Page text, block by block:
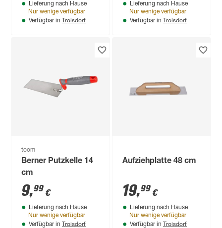
Lieferung nach Hause
Nur wenige verfügbar
Verfügbar in Troisdorf
Lieferung nach Hause
Nur wenige verfügbar
Verfügbar in Troisdorf
toom
Berner Putzkelle 14
cm
9,99 €
Lieferung nach Hause
Nur wenige verfügbar
Verfügbar in Troisdorf
Aufziehplatte 48 cm
19,99 €
Lieferung nach Hause
Nur wenige verfügbar
Verfügbar in Troisdorf